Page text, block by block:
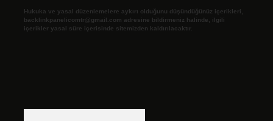
Hukuka ve yasal düzenlemelere aykırı olduğunu düşündüğünüz içerikleri,
backlinkpanelicomtr@gmail.com adresine bildirmeniz halinde, ilgili
içerikler yasal süre içerisinde sitemizden kaldırılacaktır.